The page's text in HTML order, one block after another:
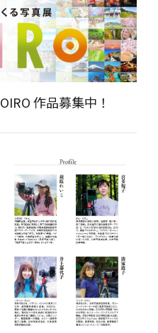
作品募集中！